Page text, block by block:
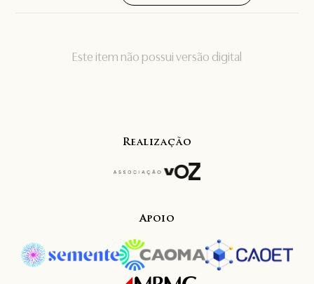
Este item não possui versão digital
Realização
Apoio